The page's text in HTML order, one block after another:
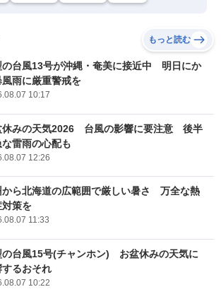
もっと読む
の台風13号が沖縄・奄美に接近中 明日にか
風雨に厳重警戒を
10:17
休みの天気2026 台風の影響に要注意 後半
な雷雨の心配も
12:26
から北海道の広範囲で厳しい暑さ 万全な熱
対策を
11:33
の台風15号(チャンホン) お盆休みの天気に
するおそれ
10:22